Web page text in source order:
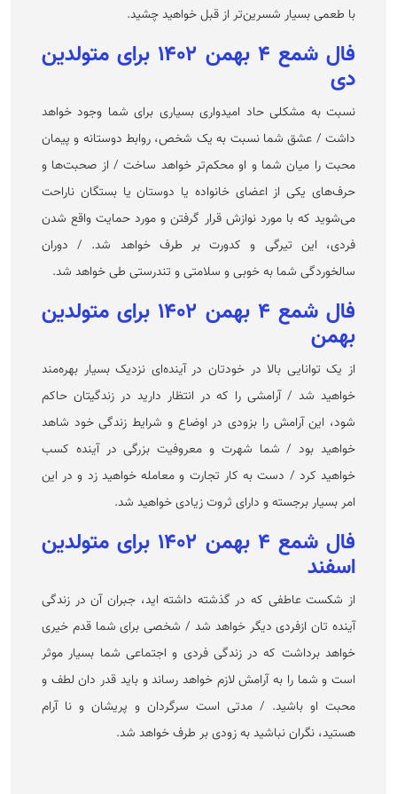
با طعمی بسیار شسرین‌تر از قبل خواهید چشید.
فال شمع ۴ بهمن ۱۴۰۲ برای متولدین
دی
نسبت به مشکلی حاد امیدواری بسیاری برای شما وجود خواهد
داشت / عشق شما نسبت به یک شخص، روابط دوستانه و پیمان
محبت را میان شما و او محکم‌تر خواهد ساخت / از صحبت‌ها و
حرف‌های یکی از اعضای خانواده یا دوستان یا بستگان ناراحت
می‌شوید که با مورد نوازش قرار گرفتن و مورد حمایت واقع شدن
فردی، این تیرگی و کدورت بر طرف خواهد شد. / دوران
سالخوردگی شما به خوبی و سلامتی و تندرستی طی خواهد شد.
فال شمع ۴ بهمن ۱۴۰۲ برای متولدین
بهمن
از یک توانایی بالا در خودتان در آینده‌ای نزدیک بسیار بهره‌مند
خواهید شد / آرامشی را که در انتظار دارید در زندگیتان حاکم
شود، این آرامش را بزودی در اوضاع و شرایط زندگی خود شاهد
خواهید بود / شما شهرت و معروفیت بزرگی در آینده کسب
خواهید کرد / دست به کار تجارت و معامله خواهید زد و در این
امر بسیار برجسته و دارای ثروت زیادی خواهید شد.
فال شمع ۴ بهمن ۱۴۰۲ برای متولدین
اسفند
از شکست عاطفی که در گذشته داشته اید، جبران آن در زندگی
آینده تان ازفردی دیگر خواهد شد / شخصی برای شما قدم خیری
خواهد برداشت که در زندگی فردی و اجتماعی شما بسیار موثر
است و شما را به آرامش لازم خواهد رساند و باید قدر دان لطف و
محبت او باشید. / مدتی است سرگردان و پریشان و نا آرام
هستید، نگران نباشید به زودی بر طرف خواهد شد.